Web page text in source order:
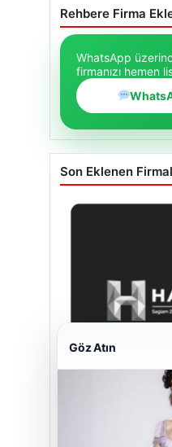
Rehbere Firma
WhatsApp
firmanızı hemen
Son Eklenen
Göz Atın